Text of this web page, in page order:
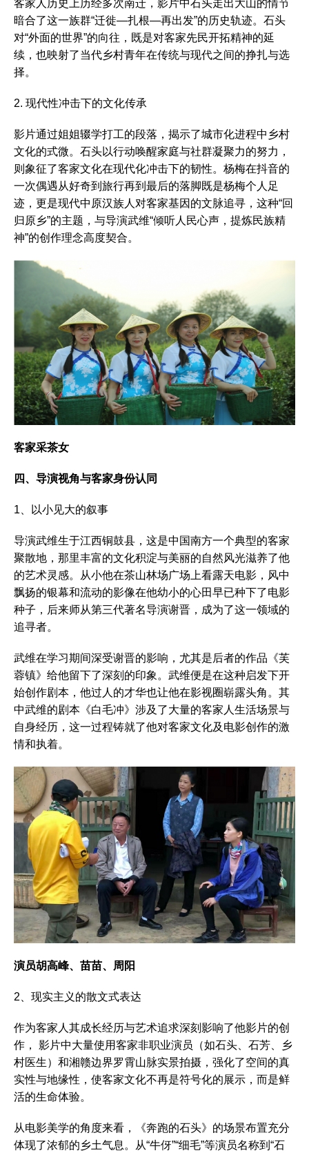
客家人历史上历经多次南迁，影片中石头走出大山的情节
暗合了这一族群“迁徙—扎根—再出发”的历史轨迹。石头
对“外面的世界”的向往，既是对客家先民开拓精神的延
续，也映射了当代乡村青年在传统与现代之间的挣扎与选
择。
2. 现代性冲击下的文化传承
影片通过姐姐辍学打工的段落，揭示了城市化进程中乡村
文化的式微。石头以行动唤醒家庭与社群凝聚力的努力，
则象征了客家文化在现代化冲击下的韧性。杨梅在抖音的
一次偶遇从好奇到旅行再到最后的落脚既是杨梅个人足
迹，更是现代中原汉族人对客家基因的文脉追寻，这种“回
归原乡”的主题，与导演武维“倾听人民心声，提炼民族精
神”的创作理念高度契合。
客家采茶女
四、导演视角与客家身份认同
1、以小见大的叙事
导演武维生于江西铜鼓县，这是中国南方一个典型的客家
聚散地，那里丰富的文化积淀与美丽的自然风光滋养了他
的艺术灵感。从小他在茶山林场广场上看露天电影，风中
飘扬的银幕和流动的影像在他幼小的心田早已种下了电影
种子，后来师从第三代著名导演谢晋，成为了这一领域的
追寻者。
武维在学习期间深受谢晋的影响，尤其是后者的作品《芙
蓉镇》给他留下了深刻的印象。武维便是在这种启发下开
始创作剧本，他过人的才华也让他在影视圈崭露头角。其
中武维的剧本《白毛冲》涉及了大量的客家人生活场景与
自身经历，这一过程铸就了他对客家文化及电影创作的激
情和执着。
演员胡高峰、苗苗、周阳
2、现实主义的散文式表达
作为客家人其成长经历与艺术追求深刻影响了他影片的创
作， 影片中大量使用客家非职业演员（如石头、石芳、乡
村医生）和湘赣边界罗霄山脉实景拍摄，强化了空间的真
实性与地缘性，使客家文化不再是符号化的展示，而是鲜
活的生命体验。
从电影美学的角度来看，《奔跑的石头》的场景布置充分
体现了浓郁的乡土气息。从“牛伢”“细毛”等演员名称到“石